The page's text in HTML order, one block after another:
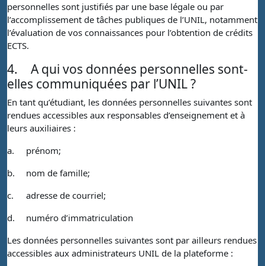
personnelles sont justifiés par une base légale ou par
l’accomplissement de tâches publiques de l’UNIL, notamment
l’évaluation de vos connaissances pour l’obtention de crédits
ECTS.
4.
A qui vos données personnelles sont-
elles communiquées par l’UNIL ?
En tant qu’étudiant, les données personnelles suivantes sont
rendues accessibles aux responsables d’enseignement et à
leurs auxiliaires :
a.
prénom;
b.
nom de famille;
c.
adresse de courriel;
d.
numéro d’immatriculation
Les données personnelles suivantes sont par ailleurs rendues
accessibles aux administrateurs UNIL de la plateforme :